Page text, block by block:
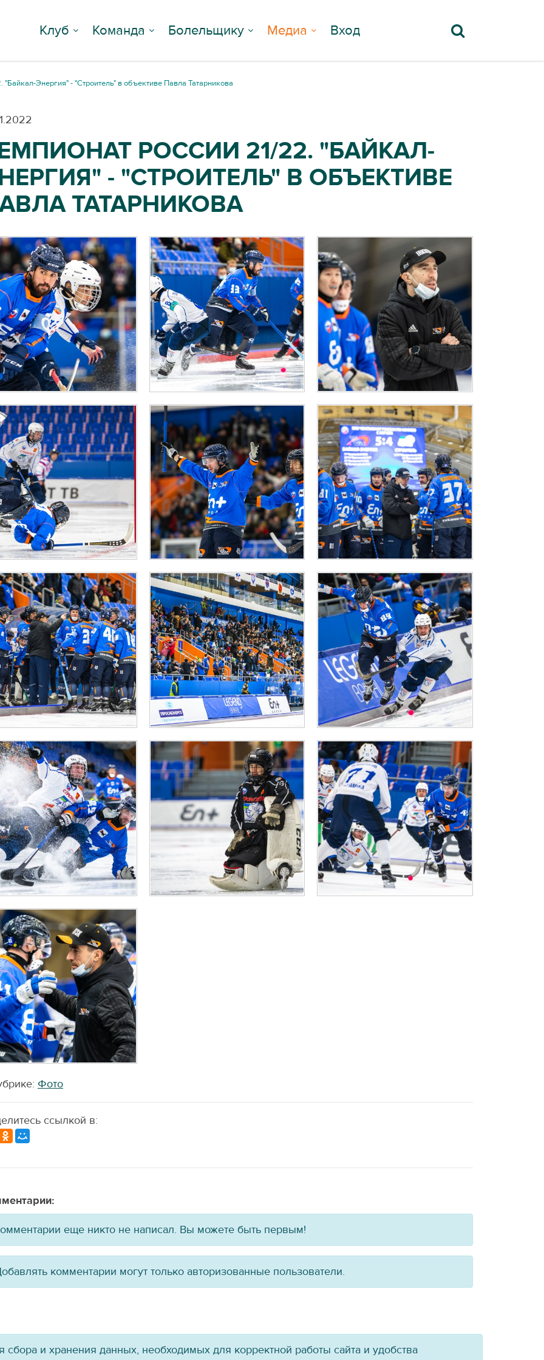
Клуб Команда Болельщику Медиа Вход
"Байкал-Энергия" - "Строитель" в объективе Павла Татарникова
РОССИИ 21/22. "БАЙКАЛ-
- "СТРОИТЕЛЬ" В ОБЪЕКТИВЕ
ТАТАРНИКОВА
Фото
ссылкой в:
еще никто не написал. Вы можете быть первым!
комментарии могут только авторизованные пользователи.
сбора и хранения данных, необходимых для корректной работы сайта и удобства